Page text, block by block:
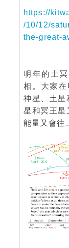
https://
/10/12/
the-great-
明年的土
相。大家
神星、土星
星和冥王星
能量又會往